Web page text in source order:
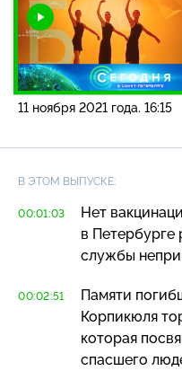
11 ноября 2021 года. 16:15
В ЭТОМ ВЫПУСКЕ:
00:01:03
Нет
в Петербурге
службы
00:02:51
Памяти
Корпикюля
которая
спасшего